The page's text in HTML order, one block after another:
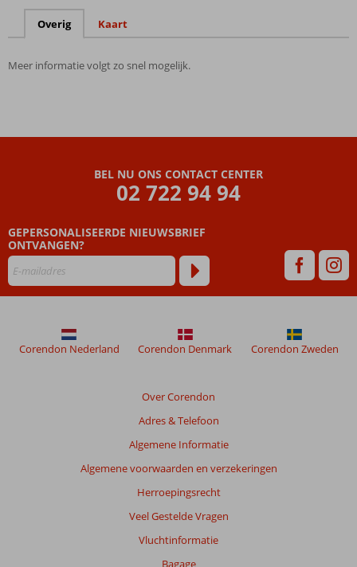
Overig Kaart
Meer informatie volgt zo snel mogelijk.
BEL NU ONS CONTACT CENTER
02 722 94 94
GEPERSONALISEERDE NIEUWSBRIEF
ONTVANGEN?
Over Corendon
Adres & Telefoon
Algemene Informatie
Algemene voorwaarden en verzekeringen
Herroepingsrecht
Veel Gestelde Vragen
Vluchtinformatie
Bagage
Corendon Nederland Corendon Denmark Corendon Zweden